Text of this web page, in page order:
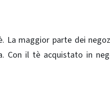
La maggior parte dei
Con il tè acquistato in